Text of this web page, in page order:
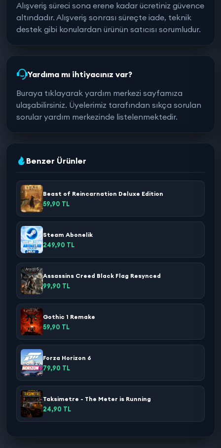
Alışveriş süreci sona erene kadar ücretiniz güvence
altındadır. Alışveriş sonrası süreçte iade, teknik
destek gibi konulardan ürünün satıcısı sorumludur.
Yardıma mı ihtiyacınız var?
Buraya tıklayarak yardım merkezi sayfamıza
ulaşabilirsiniz. Üyelerimiz tarafından sıkça sorulan
sorular yardım merkezinde listelenmektedir.
Benzer Ürünler
Beast of Reincarnation Deluxe Edition
59,90 TL
Steam Abonelik
249,90 TL
Assassins Creed Black Flag Resynced
99,90 TL
Gothic 1 Remake
59,90 TL
Forza Horizon 6
79,90 TL
Taksimetre - The Meter is Running
24,90 TL